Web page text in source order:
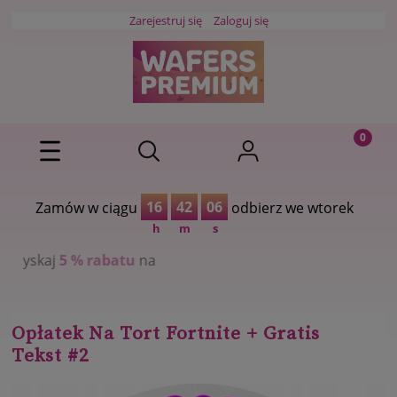
Zarejestruj się Zaloguj się
Zamów w ciągu 16
h
42
m
05
s
odbierz we wtorek
na
Opłatek Na Tort Fortnite + Gratis
Tekst #2